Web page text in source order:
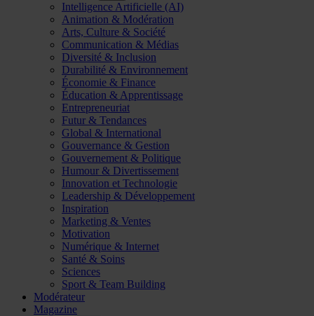
Intelligence Artificielle (AI)
Animation & Modération
Arts, Culture & Société
Communication & Médias
Diversité & Inclusion
Durabilité & Environnement
Économie & Finance
Éducation & Apprentissage
Entrepreneuriat
Futur & Tendances
Global & International
Gouvernance & Gestion
Gouvernement & Politique
Humour & Divertissement
Innovation et Technologie
Leadership & Développement
Inspiration
Marketing & Ventes
Motivation
Numérique & Internet
Santé & Soins
Sciences
Sport & Team Building
Modérateur
Magazine